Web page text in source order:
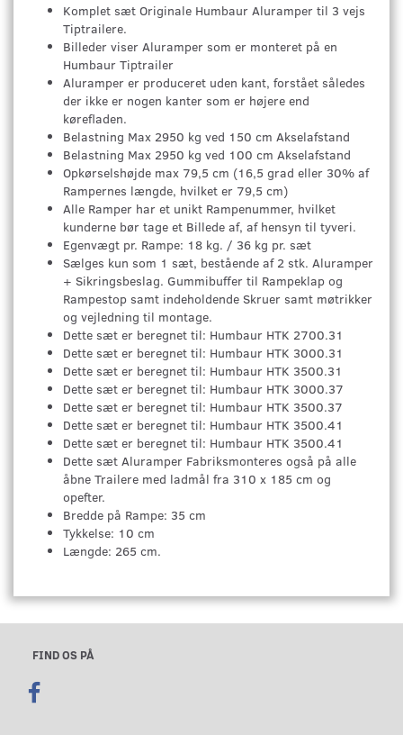
Komplet sæt Originale Humbaur Aluramper til 3 vejs
Tiptrailere.
Billeder viser Aluramper som er monteret på en
Humbaur Tiptrailer
Aluramper er produceret uden kant, forstået således
der ikke er nogen kanter som er højere end
kørefladen.
Belastning Max 2950 kg ved 150 cm Akselafstand
Belastning Max 2950 kg ved 100 cm Akselafstand
Opkørselshøjde max 79,5 cm (16,5 grad eller 30% af
Rampernes længde, hvilket er 79,5 cm)
Alle Ramper har et unikt Rampenummer, hvilket
kunderne bør tage et Billede af, af hensyn til tyveri.
Egenvægt pr. Rampe: 18 kg. / 36 kg pr. sæt
Sælges kun som 1 sæt, bestående af 2 stk. Aluramper
+ Sikringsbeslag. Gummibuffer til Rampeklap og
Rampestop samt indeholdende Skruer samt møtrikker
og vejledning til montage.
Dette sæt er beregnet til: Humbaur HTK 2700.31
Dette sæt er beregnet til: Humbaur HTK 3000.31
Dette sæt er beregnet til: Humbaur HTK 3500.31
Dette sæt er beregnet til: Humbaur HTK 3000.37
Dette sæt er beregnet til: Humbaur HTK 3500.37
Dette sæt er beregnet til: Humbaur HTK 3500.41
Dette sæt er beregnet til: Humbaur HTK 3500.41
Dette sæt Aluramper Fabriksmonteres også på alle
åbne Trailere med ladmål fra 310 x 185 cm og
opefter.
Bredde på Rampe: 35 cm
Tykkelse: 10 cm
Længde: 265 cm.
FIND OS PÅ